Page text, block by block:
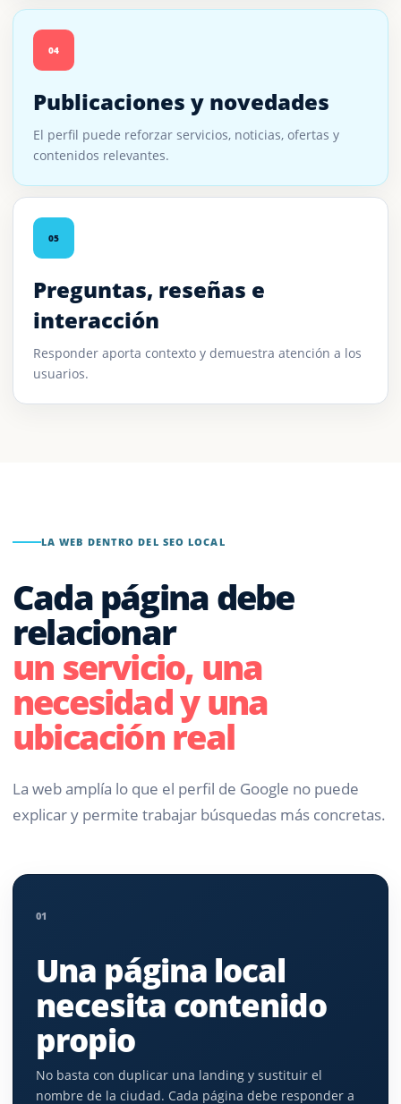
04
Publicaciones y novedades
El perfil puede reforzar servicios, noticias, ofertas y
contenidos relevantes.
05
Preguntas, reseñas e
interacción
Responder aporta contexto y demuestra atención a los
usuarios.
LA WEB DENTRO DEL SEO LOCAL
Cada página debe
relacionar
un servicio, una
necesidad y una
ubicación real
La web amplía lo que el perfil de Google no puede
explicar y permite trabajar búsquedas más concretas.
01
Una página local
necesita contenido
propio
No basta con duplicar una landing y sustituir el
nombre de la ciudad. Cada página debe responder a